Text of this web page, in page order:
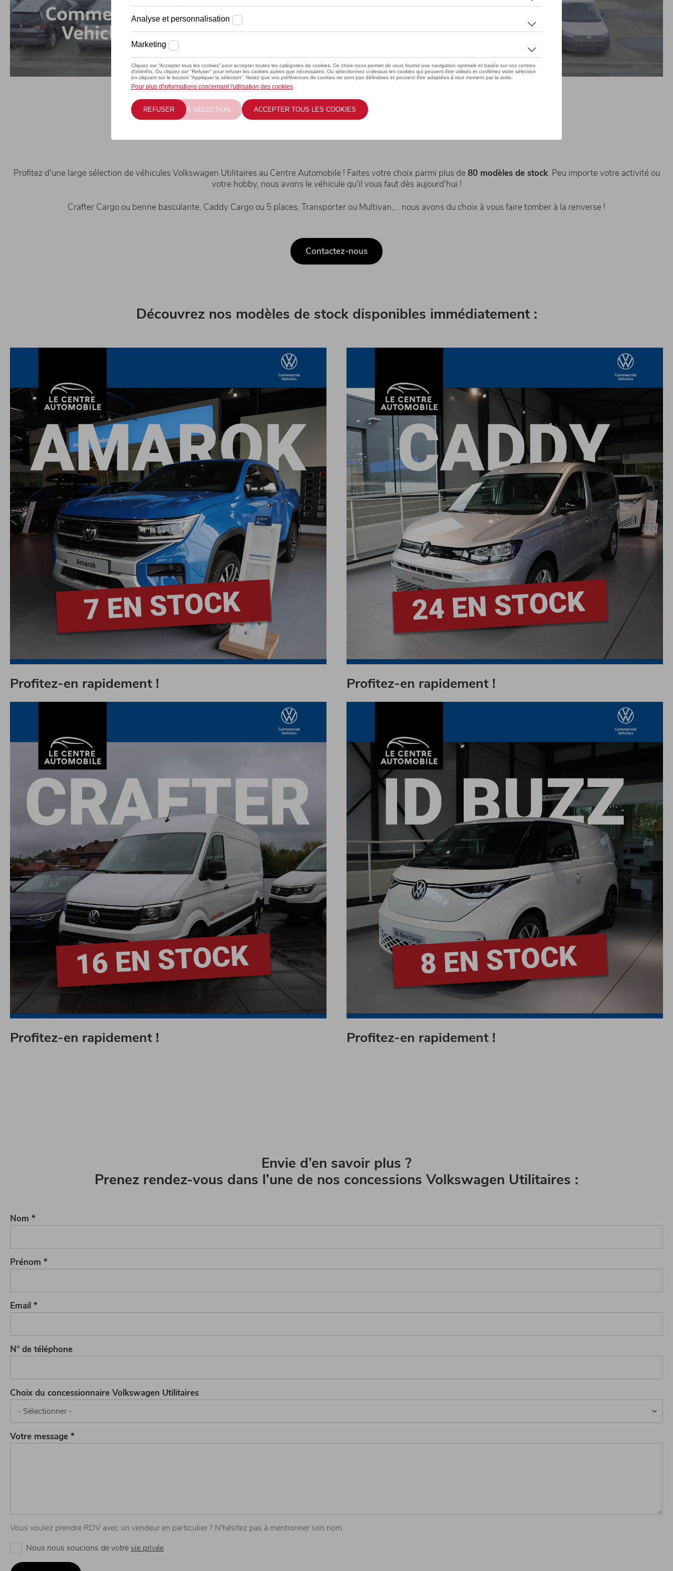
Grand déstockage au Centre Automobile !
Profitez d'une large sélection de véhicules Volkswagen Utilitaires au Centre Automobile ! Faites votre choix parmi plus de 80 modèles de stock. Peu importe votre activité ou
votre hobby, nous avons le véhicule qu'il vous faut dès aujourd'hui !
Crafter Cargo ou benne basculante, Caddy Cargo ou 5 places, Transporter ou Multivan,... nous avons du choix à vous faire tomber à la renverse !
Contactez-nous
Découvrez nos modèles de stock disponibles immédiatement :
Profitez-en rapidement ! Profitez-en rapidement !
Profitez-en rapidement ! Profitez-en rapidement !
Envie d’en savoir plus ?
Prenez rendez-vous dans l’une de nos concessions Volkswagen Utilitaires :
Nom *
Prénom *
Email *
N° de téléphone
Choix du concessionnaire Volkswagen Utilitaires
Votre message *
Vous voulez prendre RDV avec un vendeur en particulier ? N'hésitez pas à mentionner son nom.
Nous nous soucions de votrevie privée